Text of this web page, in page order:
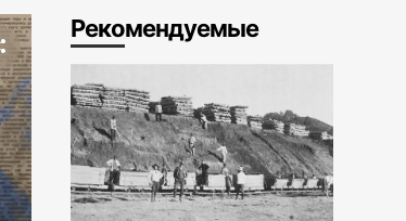
Рекомендуемые